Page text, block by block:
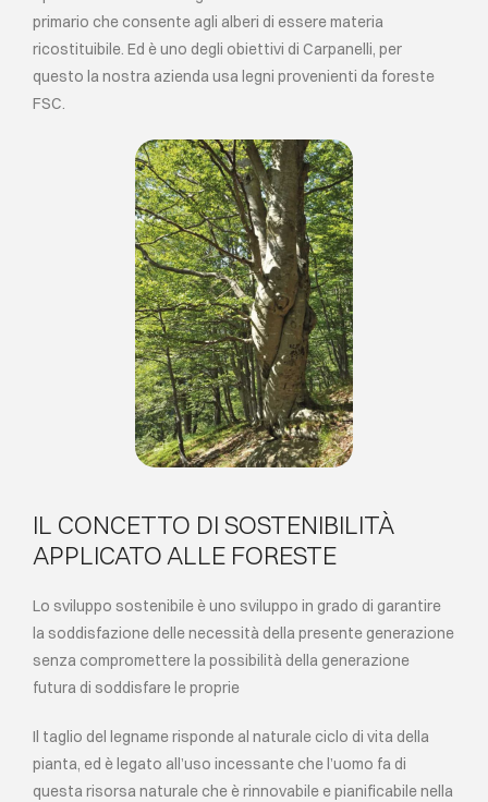
primario che consente agli alberi di essere materia
ricostituibile. Ed è uno degli obiettivi di Carpanelli, per
questo la nostra azienda usa legni provenienti da foreste
FSC.
IL CONCETTO DI SOSTENIBILITÀ
APPLICATO ALLE FORESTE
Lo sviluppo sostenibile è uno sviluppo in grado di garantire
la soddisfazione delle necessità della presente generazione
senza compromettere la possibilità della generazione
futura di soddisfare le proprie
Il taglio del legname risponde al naturale ciclo di vita della
pianta, ed è legato all’uso incessante che l’uomo fa di
questa risorsa naturale che è rinnovabile e pianificabile nella